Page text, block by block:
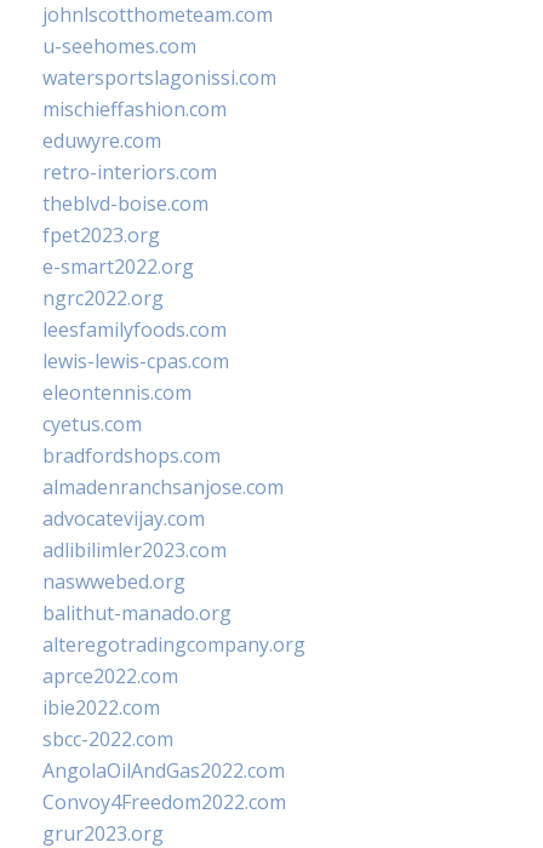
johnlscotthometeam.com
u-seehomes.com
watersportslagonissi.com
mischieffashion.com
eduwyre.com
retro-interiors.com
theblvd-boise.com
fpet2023.org
e-smart2022.org
ngrc2022.org
leesfamilyfoods.com
lewis-lewis-cpas.com
eleontennis.com
cyetus.com
bradfordshops.com
almadenranchsanjose.com
advocatevijay.com
adlibilimler2023.com
naswwebed.org
balithut-manado.org
alteregotradingcompany.org
aprce2022.com
ibie2022.com
sbcc-2022.com
AngolaOilAndGas2022.com
Convoy4Freedom2022.com
grur2023.org